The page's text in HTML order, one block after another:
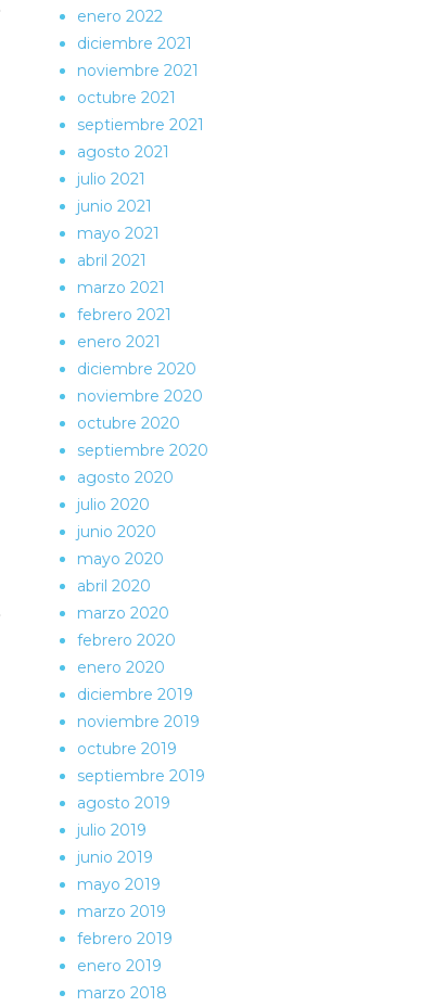
enero 2022
diciembre 2021
noviembre 2021
octubre 2021
septiembre 2021
agosto 2021
julio 2021
junio 2021
mayo 2021
abril 2021
marzo 2021
febrero 2021
enero 2021
diciembre 2020
noviembre 2020
octubre 2020
septiembre 2020
agosto 2020
julio 2020
junio 2020
mayo 2020
abril 2020
marzo 2020
febrero 2020
enero 2020
diciembre 2019
noviembre 2019
octubre 2019
septiembre 2019
agosto 2019
julio 2019
junio 2019
mayo 2019
marzo 2019
febrero 2019
enero 2019
marzo 2018